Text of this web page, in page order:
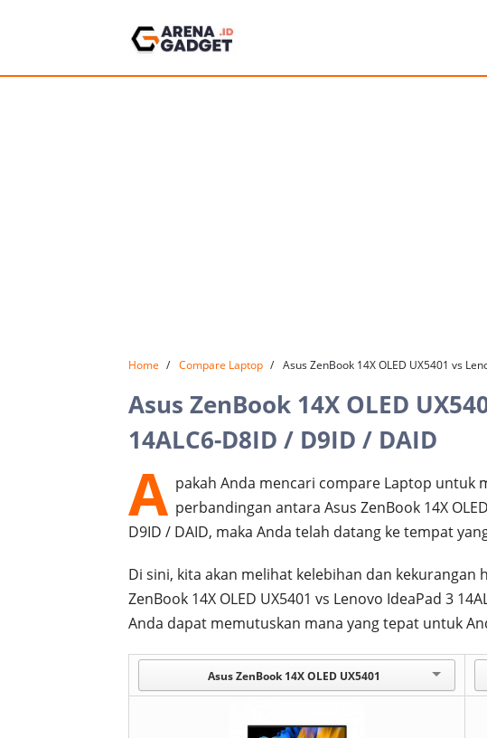
Home Compare Laptop Asus ZenBook 14X OLED UX5401 vs
Asus ZenBook 14X OLED
14ALC6-D8ID / D9ID / DAID
A pakah Anda mencari compare Laptop untuk
perbandingan antara Asus ZenBook 14X
D9ID / DAID, maka Anda telah datang ke tempat
Di sini, kita akan melihat kelebihan dan
ZenBook 14X OLED UX5401 vs Lenovo IdeaPad 3
Anda dapat memutuskan mana yang tepat untuk
Asus ZenBook 14X OLED UX5401